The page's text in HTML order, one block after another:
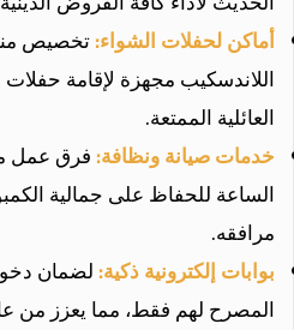
أماكن لحفلات الشواء:تخصيص
اللاندسكيب مجهزة لإقامة
العائلية الممتعة.
خدمات صيانة ونظافة:فرق عمل
الساعة للحفاظ على جمالية
مرافقه.
بوابات إلكترونية ذكية:لضمان
المصرح لهم فقط، مما يعزز من